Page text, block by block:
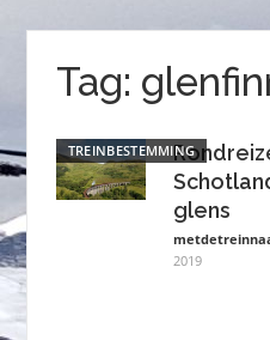
Tag:
TREINBESTEMMING
glens
2019